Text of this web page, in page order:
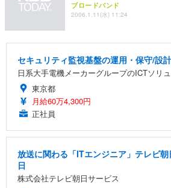
ブロードバンド
2006.1.11(水) 11:24
セキュリティ監視基盤の運用・保守/設
日系大手電機メーカーグループのICTソリ
東京都
月給60万4,300円
正社員
放送に関わる「ITエンジニア」テレビ
日
株式会社テレビ朝日サービス